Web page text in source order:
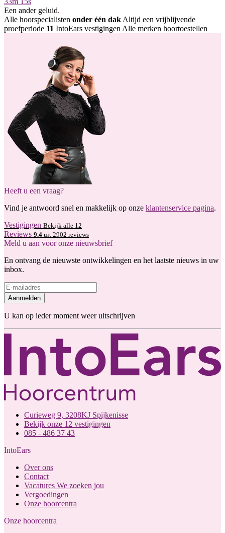
Een ander geluid.
Alle hoorspecialisten onder één dak Altijd een vrijblijvende
proefperiode 11 IntoEars vestigingen Alle merken hoortoestellen
Heeft u een vraag?
Vind je antwoord snel en makkelijk op onze klantenservice pagina.
Vestigingen Bekijk alle 12
Reviews 9.4 uit 2902 reviews
Meld u aan voor onze nieuwsbrief
En ontvang de nieuwste ontwikkelingen en het laatste nieuws in uw
inbox.
Aanmelden
U kan op ieder moment weer uitschrijven
Curieweg 9, 3208KJ Spijkenisse
Bekijk onze 12 vestigingen
085 - 486 37 43
IntoEars
Over ons
Contact
Vacatures We zoeken jou
Vergoedingen
Onze hoorcentra
Onze hoorcentra